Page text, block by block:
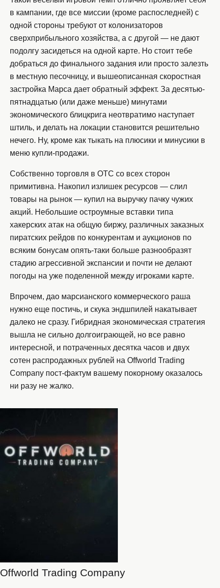
в кампании, где все миссии (кроме распоследней) с
одной стороны требуют от колонизаторов
сверхприбыльного хозяйства, а с другой — не дают
подолгу засидеться на одной карте. Но стоит тебе
добраться до финального задания или просто залезть
в местную песочницу, и вышеописанная скоростная
застройка Марса дает обратный эффект. За десятью-
пятнадцатью (или даже меньше) минутами
экономического блицкрига неотвратимо наступает
штиль, и делать на локации становится решительно
нечего. Ну, кроме как тыкать на плюсики и минусики в
меню купли-продажи.
Собственно торговля в OTC со всех сторон
примитивна. Накопил излишек ресурсов — слил
товары на рынок — купил на выручку пачку чужих
акций. Небольшие остроумные вставки типа
хакерских атак на общую биржу, различных заказных
пиратских рейдов по конкурентам и аукционов по
всяким бонусам опять-таки больше разнообразят
стадию агрессивной экспансии и почти не делают
погоды на уже поделенной между игроками карте.
Впрочем, дао марсианского коммерческого раша
нужно еще постичь, и скука эндшпилей накатывает
далеко не сразу. Гибридная экономическая стратегия
вышла не сильно долгоиграющей, но все равно
интересной, и потраченных десятка часов и двух
сотен распродажных рублей на Offworld Trading
Company пост-фактум вашему покорному оказалось
ни разу не жалко.
Offworld Trading Company